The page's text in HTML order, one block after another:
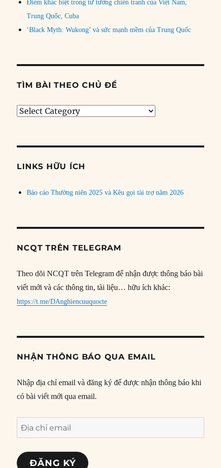
Điểm khác biệt trong tư tưởng chiến tranh của Việt Nam,
Trung Quốc, Cuba
‘Black Myth: Wukong’ và sức mạnh mềm của Trung Quốc
TÌM BÀI THEO CHỦ ĐỀ
Tìm
đề
LINKS HỮU ÍCH
Báo cáo Thường niên 2025 và Kêu gọi tài trợ năm 2026
NCQT TRÊN TELEGRAM
Theo dõi NCQT trên Telegram để nhận được thông báo bài
viết mới và các thông tin, tài liệu… hữu ích khác:
https://t.me/DAnghiencuuquocte
NHẬN THÔNG BÁO QUA EMAIL
Nhập địa chỉ email và đăng ký để được nhận thông báo khi
có bài viết mới qua email.
Địa
chỉ
email
ĐĂNG KÝ